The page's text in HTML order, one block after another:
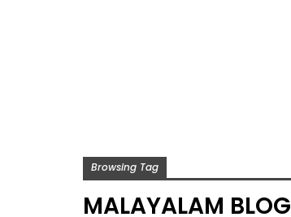
Browsing Tag
MALAYALAM BLOG